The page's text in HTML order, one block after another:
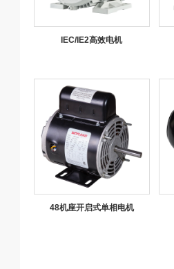
IEC/IE2高效电机
48机座开启式单相电机